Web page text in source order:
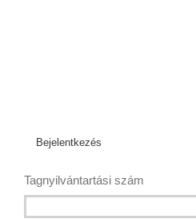
Bejelentkezés
Tagnyilvántartási szám